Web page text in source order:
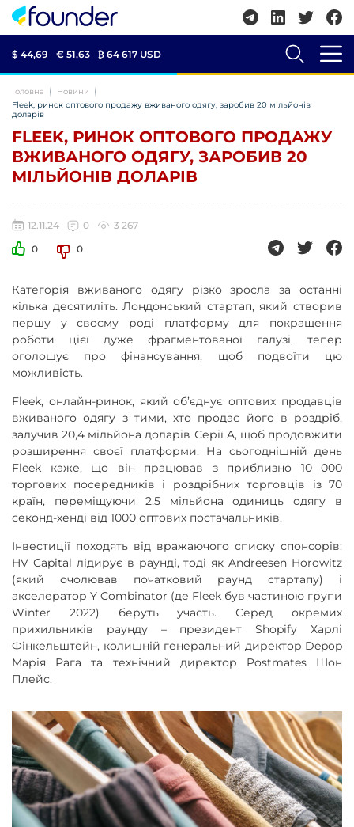
$ 44,69 € 51,63 ₿ 64 617 USD
Головна
Новини
Fleek, ринок оптового продажу вживаного одягу, заробив 20 мільйонів
доларів
FLEEK, РИНОК ОПТОВОГО ПРОДАЖУ
ВЖИВАНОГО ОДЯГУ, ЗАРОБИВ 20
МІЛЬЙОНІВ ДОЛАРІВ
12.11.24 0
3 267
0
0
Категорія вживаного одягу різко зросла за останні
кілька десятиліть. Лондонський стартап, який створив
першу у своєму роді платформу для покращення
роботи цієї дуже фрагментованої галузі, тепер
оголошує про фінансування, щоб подвоїти цю
можливість.
Fleek, онлайн-ринок, який об’єднує оптових продавців
вживаного одягу з тими, хто продає його в роздріб,
залучив 20,4 мільйона доларів Серії A, щоб продовжити
розширення своєї платформи. На сьогоднішній день
Fleek каже, що він працював з приблизно 10 000
торгових посередників і роздрібних торговців із 70
країн, переміщуючи 2,5 мільйона одиниць одягу в
секонд-хенді від 1000 оптових постачальників.
Інвестиції походять від вражаючого списку спонсорів:
HV Capital лідирує в раунді, тоді як Andreesen Horowitz
(який очолював початковий раунд стартапу) і
акселератор Y Combinator (де Fleek був частиною групи
Winter 2022) беруть участь. Серед окремих
прихильників раунду – президент Shopify Харлі
Фінкельштейн, колишній генеральний директор Depop
Марія Рага та технічний директор Postmates Шон
Плейс.